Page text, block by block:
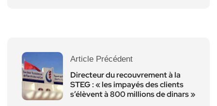
Article Précédent
Directeur du recouvrement à la
STEG : « les impayés des clients
s’élèvent à 800 millions de dinars »